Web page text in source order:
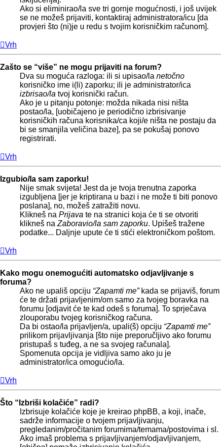
Ako si eliminirao/la sve tri gornje mogućnosti, i još uvijek
se ne možeš prijaviti, kontaktiraj administratora/icu [da
provjeri što (ni)je u redu s tvojim korisničkim računom].
Vrh
Zašto se “više” ne mogu prijaviti na forum?
Dva su moguća razloga: ili si upisao/la netočno
korisničko ime i(li) zaporku; ili je administrator/ica
izbrisao/la tvoj korisnički račun.
Ako je u pitanju potonje: možda nikada nisi ništa
postao/la, [uobičajeno je periodično izbrisivanje
korisničkih računa korisnika/ca koji/e ništa ne postaju da
bi se smanjila veličina baze], pa se pokušaj ponovo
registrirati.
Vrh
Izgubio/la sam zaporku!
Nije smak svijeta! Jest da je tvoja trenutna zaporka
izgubljena [jer je kriptirana u bazi i ne može ti biti ponovo
poslana], no, možeš zatražiti novu.
Klikneš na Prijava te na stranici koja će ti se otvoriti
klikneš na Zaboravio/la sam zaporku. Upišeš tražene
podatke... Daljnje upute će ti stići elektroničkom poštom.
Vrh
Kako mogu onemogućiti automatsko odjavljivanje s
foruma?
Ako ne upališ opciju “Zapamti me”kada se prijaviš, forum
će te držati prijavljenim/om samo za tvojeg boravka na
forumu [odjavit će te kad odeš s foruma]. To sprječava
zlouporabu tvojeg korisničkog računa.
Da bi ostao/la prijavljen/a, upali(š) opciju “Zapamti me”
prilikom prijavljivanja [što nije preporučljivo ako forumu
pristupaš s tuđeg, a ne sa svojeg računala].
Spomenuta opcija je vidljiva samo ako ju je
administrator/ica omogućio/la.
Vrh
Što “Izbriši kolačiće” radi?
Izbrisuje kolačiće koje je kreirao phpBB, a koji, inače,
sadrže informacije o tvojem prijavljivanju,
pregledanim/pročitanim forumima/temama/postovima i sl.
Ako imaš problema s prijavljivanjem/odjavljivanjem,